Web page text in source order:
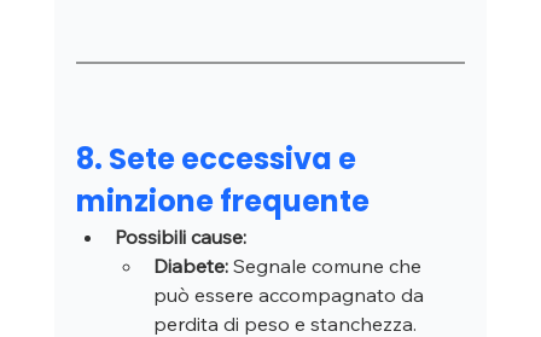
8. Sete eccessiva e
minzione frequente
Possibili cause:
Diabete: Segnale comune che
può essere accompagnato da
perdita di peso e stanchezza.